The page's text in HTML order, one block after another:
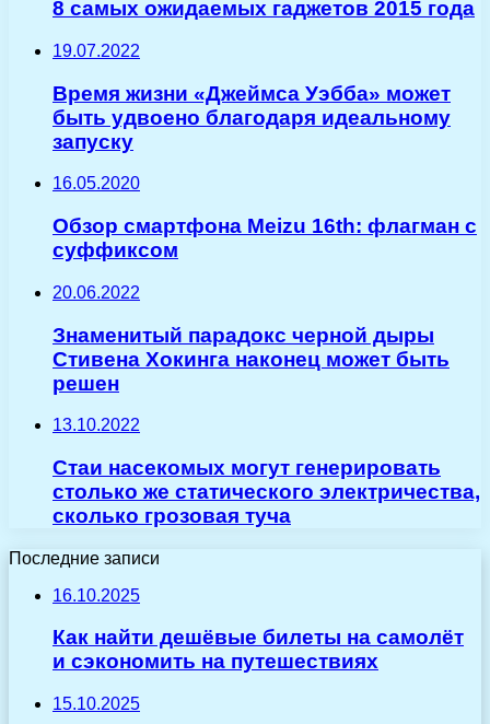
8 самых ожидаемых гаджетов 2015 года
19.07.2022
Время жизни «Джеймса Уэбба» может
быть удвоено благодаря идеальному
запуску
16.05.2020
Обзор смартфона Meizu 16th: флагман с
суффиксом
20.06.2022
Знаменитый парадокс черной дыры
Стивена Хокинга наконец может быть
решен
13.10.2022
Стаи насекомых могут генерировать
столько же статического электричества,
сколько грозовая туча
Последние записи
16.10.2025
Как найти дешёвые билеты на самолёт
и сэкономить на путешествиях
15.10.2025